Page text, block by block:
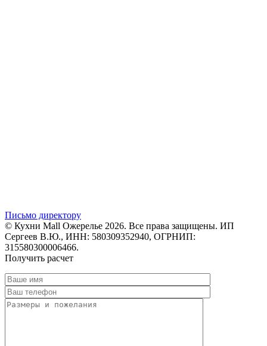
Письмо директору
© Кухни Mall Ожерелье 2026. Все права защищены. ИП
Сергеев В.Ю., ИНН: 580309352940, ОГРНИП:
315580300006466.
Получить расчет